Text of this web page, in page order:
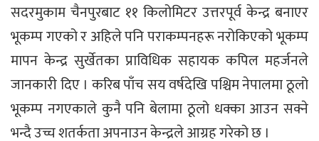
सदरमुकाम चैनपुरबाट ११ किलोमिटर उत्तरपूर्व केन्द्र बनाएर
भूकम्प गएको र अहिले पनि पराकम्पनहरू नरोकिएको भूकम्प
मापन केन्द्र सुर्खेतका प्राविधिक सहायक कपिल महर्जनले
जानकारी दिए । करिब पाँच सय वर्षदेखि पश्चिम नेपालमा ठूलो
भूकम्प नगएकाले कुनै पनि बेलामा ठूलो धक्का आउन सक्ने
भन्दै उच्च शतर्कता अपनाउन केन्द्रले आग्रह गरेको छ ।